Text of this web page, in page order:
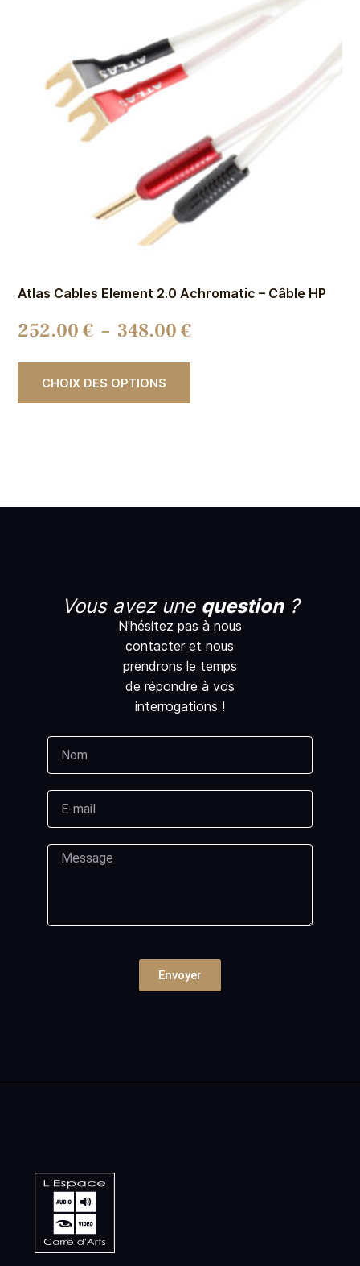
Atlas Cables Element 2.0 Achromatic – Câble HP
252.00€ – 348.00€
CHOIX DES OPTIONS
Vous avez une question?
N'hésitez pas à nous
contacter et nous
prendrons le temps
de répondre à vos
interrogations !
Envoyer